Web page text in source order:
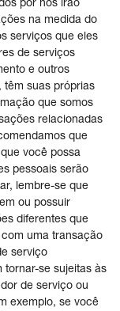
por nós irão
na medida do
serviços que eles
de serviços
e outros
têm suas próprias
que somos
relacionadas
que
você possa
pessoais serão
lembre-se que
ou possuir
diferentes que
uma transação
serviço
tornar-se sujeitas às
de serviço ou
exemplo, se você